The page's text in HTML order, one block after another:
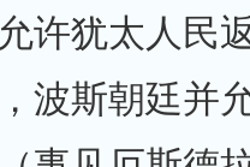
许犹太人民
波斯朝廷并